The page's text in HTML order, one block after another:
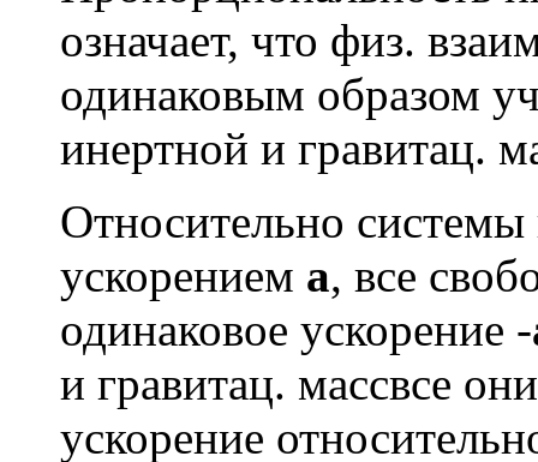
означает, что физ.
одинаковым образом
инертной и гравитац.
Относительно
ускорением a, все
одинаковое ускорение -
и гравитац. массвсе
ускорение